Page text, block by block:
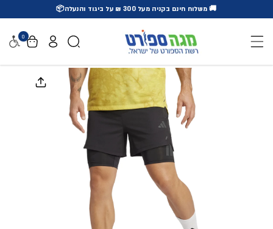
🚚 משלוח חינם בקניה מעל 300 ₪ על ביגוד והנעלה📦
0
דלג למידע על המוצר